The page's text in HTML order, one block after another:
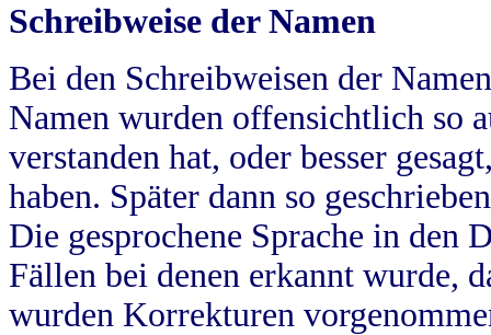
Schreibweise der Namen
Bei den Schreibweisen der
Namen wurden offensichtlich so
verstanden hat, oder besser
haben. Später dann so
Die gesprochene Sprache in
Fällen bei denen erkannt wurde,
wurden Korrekturen